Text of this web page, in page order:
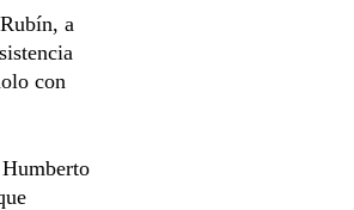
a
con